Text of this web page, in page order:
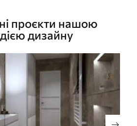
проєкти нашою
дизайну